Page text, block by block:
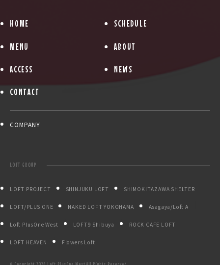
HOME SCHEDULE
MENU ABOUT
ACCESS NEWS
CONTACT
COMPANY
LOFT GROUP
LOFT PROJECT SHINJUKU LOFT SHIMOKITAZAWA SHELTER
LOFT/PLUS ONE NAKED LOFT YOKOHAMA Asagaya/Loft A
Loft PlusOne West LOFT9 Shibuya ROCK CAFE LOFT
LOFT HEAVEN Flowers Loft